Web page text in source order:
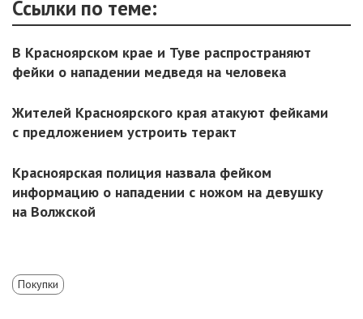
Ссылки по теме:
В Красноярском крае и Туве распространяют
фейки о нападении медведя на человека
Жителей Красноярского края атакуют фейками
с предложением устроить теракт
Красноярская полиция назвала фейком
информацию о нападении с ножом на девушку
на Волжской
Покупки